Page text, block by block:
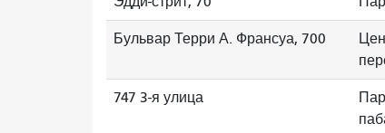
Бульвар Терри А. Франсуа, 700
747 3-я улица